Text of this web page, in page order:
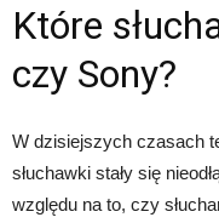
Które
czy Sony?
W dzisiejszych czasach
słuchawki stały się
względu na to, czy